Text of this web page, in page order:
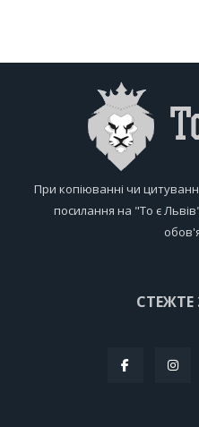
При копіюванні чи
посилання на "То є